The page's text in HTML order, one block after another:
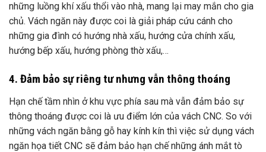
những luồng khí xấu thổi vào nhà, mang lại may mắn cho gia
chủ. Vách ngăn này được coi là giải pháp cứu cánh cho
những gia đình có hướng nhà xấu, hướng cửa chính xấu,
hướng bếp xấu, hướng phòng thờ xấu,…
4. Đảm bảo sự riêng tư nhưng vẫn thông thoáng
Hạn chế tầm nhìn ở khu vực phía sau mà vẫn đảm bảo sự
thông thoáng được coi là ưu điểm lớn của vách CNC. So với
những vách ngăn bằng gỗ hay kính kín thì việc sử dụng vách
ngăn họa tiết CNC sẽ đảm bảo hạn chế những ánh mắt tò